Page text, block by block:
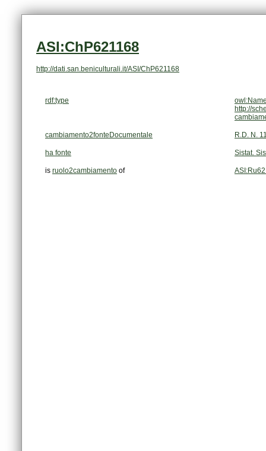
ASI:ChP621168
http://dati.san.beniculturali.it/ASI/ChP621168
rdf:type
http://
cambiamento2fonteDocumentale R.D. N.
ha fonte Sistat.
is ruolo2cambiamento of